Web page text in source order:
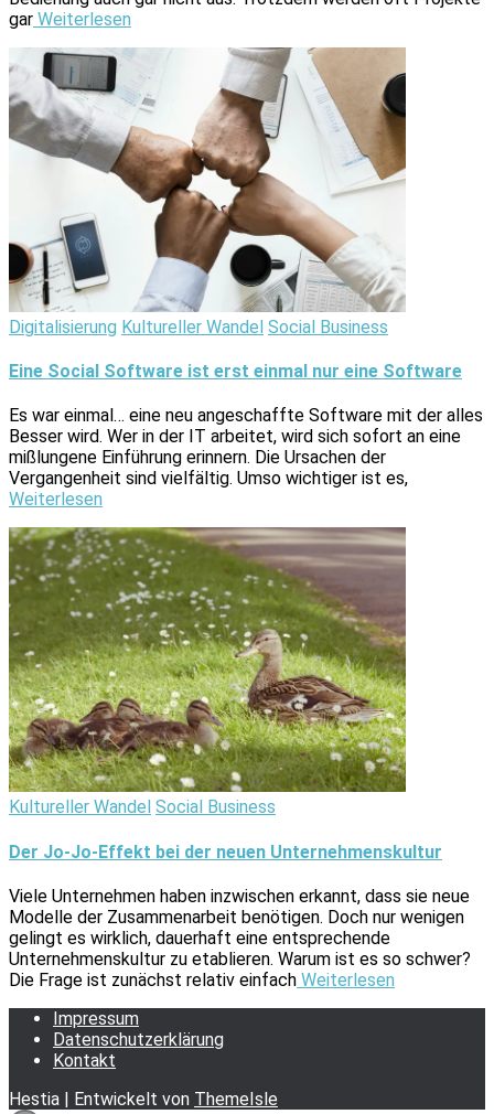
gar Weiterlesen
Digitalisierung Kultureller Wandel Social Business
Eine Social Software ist erst einmal nur eine Software
Es war einmal… eine neu angeschaffte Software mit der alles
Besser wird. Wer in der IT arbeitet, wird sich sofort an eine
mißlungene Einführung erinnern. Die Ursachen der
Vergangenheit sind vielfältig. Umso wichtiger ist es,
Weiterlesen
Kultureller Wandel Social Business
Der Jo-Jo-Effekt bei der neuen Unternehmenskultur
Viele Unternehmen haben inzwischen erkannt, dass sie neue
Modelle der Zusammenarbeit benötigen. Doch nur wenigen
gelingt es wirklich, dauerhaft eine entsprechende
Unternehmenskultur zu etablieren. Warum ist es so schwer?
Die Frage ist zunächst relativ einfach Weiterlesen
Impressum
Datenschutzerklärung
Kontakt
Hestia | Entwickelt von ThemeIsle